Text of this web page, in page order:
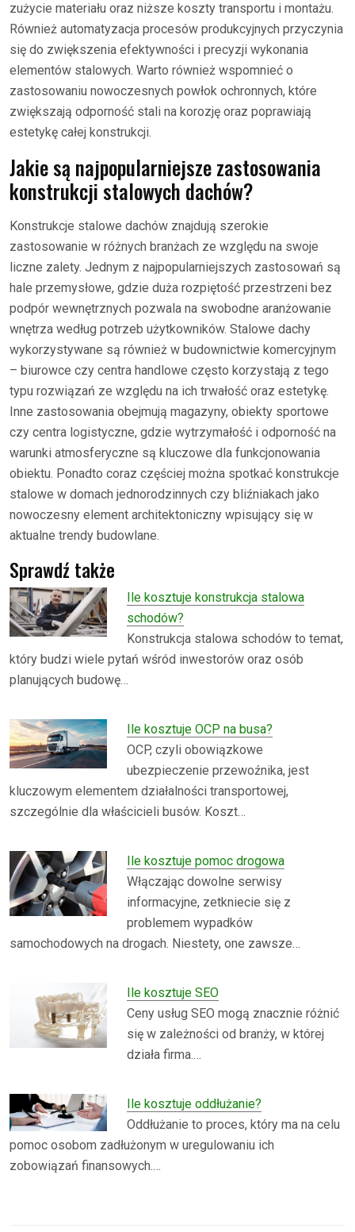
zużycie materiału oraz niższe koszty transportu i montażu.
Również automatyzacja procesów produkcyjnych przyczynia
się do zwiększenia efektywności i precyzji wykonania
elementów stalowych. Warto również wspomnieć o
zastosowaniu nowoczesnych powłok ochronnych, które
zwiększają odporność stali na korozję oraz poprawiają
estetykę całej konstrukcji.
Jakie są najpopularniejsze zastosowania
konstrukcji stalowych dachów?
Konstrukcje stalowe dachów znajdują szerokie
zastosowanie w różnych branżach ze względu na swoje
liczne zalety. Jednym z najpopularniejszych zastosowań są
hale przemysłowe, gdzie duża rozpiętość przestrzeni bez
podpór wewnętrznych pozwala na swobodne aranżowanie
wnętrza według potrzeb użytkowników. Stalowe dachy
wykorzystywane są również w budownictwie komercyjnym
– biurowce czy centra handlowe często korzystają z tego
typu rozwiązań ze względu na ich trwałość oraz estetykę.
Inne zastosowania obejmują magazyny, obiekty sportowe
czy centra logistyczne, gdzie wytrzymałość i odporność na
warunki atmosferyczne są kluczowe dla funkcjonowania
obiektu. Ponadto coraz częściej można spotkać konstrukcje
stalowe w domach jednorodzinnych czy bliźniakach jako
nowoczesny element architektoniczny wpisujący się w
aktualne trendy budowlane.
Sprawdź także
Ile kosztuje konstrukcja stalowa
schodów?
Konstrukcja stalowa schodów to temat,
który budzi wiele pytań wśród inwestorów oraz osób
planujących budowę…
Ile kosztuje OCP na busa?
OCP, czyli obowiązkowe
ubezpieczenie przewoźnika, jest
kluczowym elementem działalności transportowej,
szczególnie dla właścicieli busów. Koszt…
Ile kosztuje pomoc drogowa
Włączając dowolne serwisy
informacyjne, zetkniecie się z
problemem wypadków
samochodowych na drogach. Niestety, one zawsze…
Ile kosztuje SEO
Ceny usług SEO mogą znacznie różnić
się w zależności od branży, w której
działa firma.…
Ile kosztuje oddłużanie?
Oddłużanie to proces, który ma na celu
pomoc osobom zadłużonym w uregulowaniu ich
zobowiązań finansowych.…